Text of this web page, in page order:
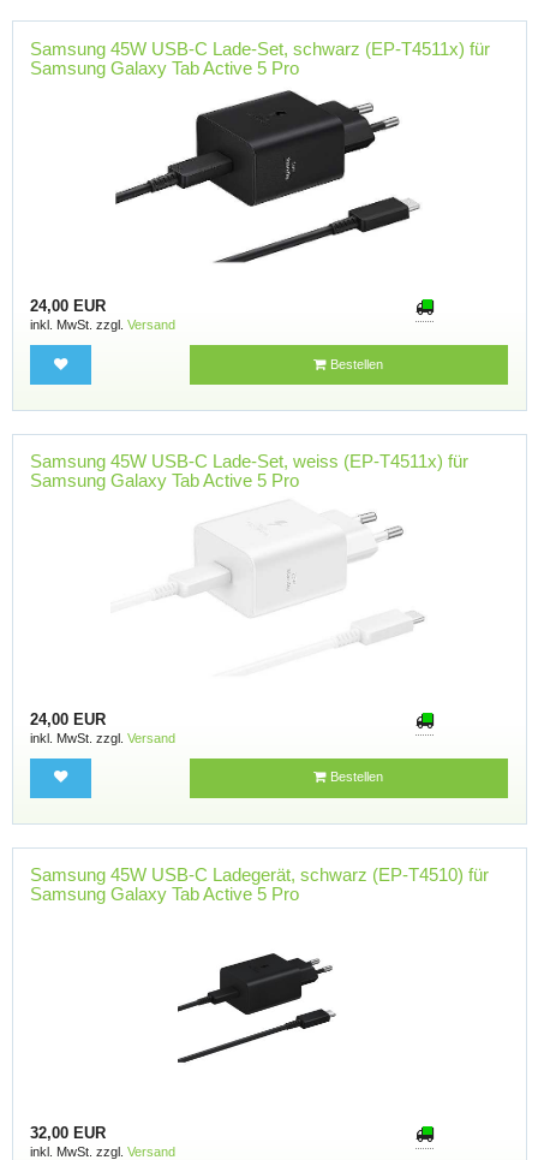
Samsung 45W USB-C Lade-Set, schwarz (EP-T4511x) für
Samsung Galaxy Tab Active 5 Pro
24,00 EUR
inkl. MwSt. zzgl. Versand
Bestellen
Samsung 45W USB-C Lade-Set, weiss (EP-T4511x) für
Samsung Galaxy Tab Active 5 Pro
24,00 EUR
inkl. MwSt. zzgl. Versand
Bestellen
Samsung 45W USB-C Ladegerät, schwarz (EP-T4510) für
Samsung Galaxy Tab Active 5 Pro
32,00 EUR
inkl. MwSt. zzgl. Versand